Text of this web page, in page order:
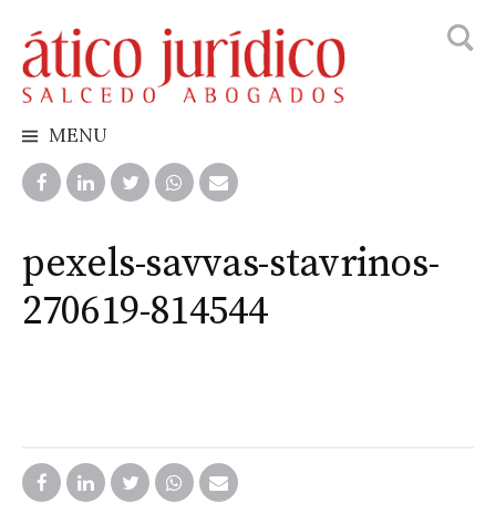
to
content
MENU
pexels-savvas-stavrinos-
270619-814544